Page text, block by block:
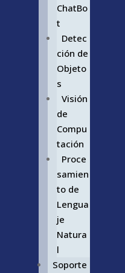
ChatBo
t
Detec
ción de
Objeto
s
Visión
de
Compu
tación
Proce
samien
to de
Lengua
je
Natura
l
Soporte